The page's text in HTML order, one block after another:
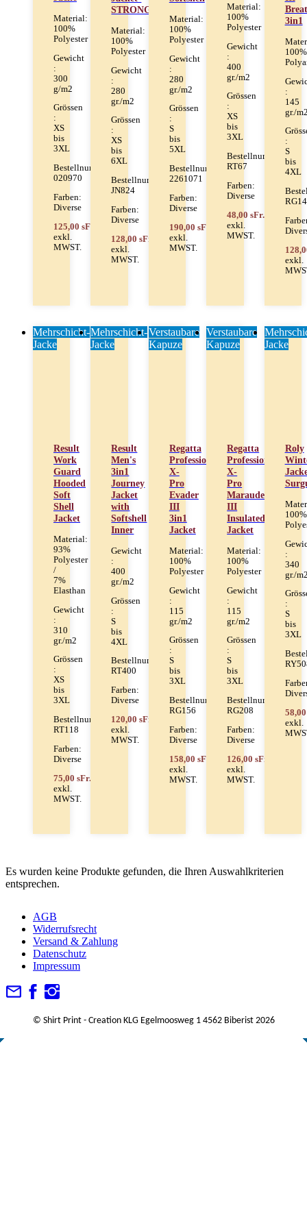
Material:
100%
Polyester
Gewicht
:
300
g/m2
Grössen
:
XS
bis
3XL
Bestellnummer:
020970
Farben:
Diverse
125,00 sFr.
exkl.
MWST.
STRONG
Material:
100%
Polyester
Gewicht
:
280
gr./m2
Grössen
:
XS
bis
6XL
Bestellnummer:
JN824
Farben:
Diverse
128,00 sFr.
exkl.
MWST.
Material:
100%
Polyester
Gewicht
:
280
gr./m2
Grössen
:
S
bis
5XL
Bestellnummer:
2261071
Farben:
Diverse
190,00 sFr.
exkl.
MWST.
Material:
100%
Polyester
Gewicht
:
400
gr./m2
Grössen
:
XS
bis
3XL
Bestellnummer:
RT67
Farben:
Diverse
48,00 sFr.
exkl.
MWST.
3in1
100%
:
145
gr./
:
S
bis
4XL
exkl.
Mehrschicht-
Jacke
Result
Work
Guard
Hooded
Soft
Shell
Jacket
Material:
93%
Polyester
/
7%
Elasthan
Gewicht
:
310
gr./m2
Grössen
:
XS
bis
3XL
Bestellnummer:
RT118
Farben:
Diverse
75,00 sFr.
exkl.
MWST.
Mehrschicht-
Jacke
Result
Men's
3in1
Journey
Jacket
with
Softshell
Inner
Gewicht
:
400
gr./m2
Grössen
:
S
bis
4XL
Bestellnummer:
RT400
Farben:
Diverse
120,00 sFr.
exkl.
MWST.
Verstaubare
Kapuze
Regatta
Professional
X-
Pro
Evader
III
3in1
Jacket
Material:
100%
Polyester
Gewicht
:
115
gr./m2
Grössen
:
S
bis
3XL
Bestellnummer:
RG156
Farben:
Diverse
158,00 sFr.
exkl.
MWST.
Verstaubare
Kapuze
Regatta
Professional
X-
Pro
Marauder
III
Insulated
Jacket
Material:
100%
Polyester
Gewicht
:
115
gr./m2
Grössen
:
S
bis
3XL
Bestellnummer:
RG208
Farben:
Diverse
126,00 sFr.
exkl.
MWST.
Jacke
Roly
100%
:
340
gr./
:
S
bis
3XL
exkl.
Es wurden keine Produkte gefunden, die Ihren Auswahlkriterien
entsprechen.
AGB
Widerrufsrecht
Versand & Zahlung
Datenschutz
Impressum
© Shirt Print - Creation KLG Egelmoosweg 1 4562 Biberist 2026